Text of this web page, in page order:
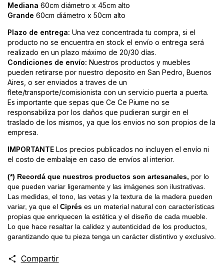
Mediana 60cm diámetro x 45cm alto
Grande 60cm diámetro x 50cm alto
Plazo de entrega: Una vez concentrada tu compra, si el
producto no se encuentra en stock el envío o entrega será
realizado en un plazo máximo de 20/30 días.
Condiciones de envío: Nuestros productos y muebles
pueden retirarse por nuestro deposito en San Pedro, Buenos
Aires, o ser enviados a traves de un
flete/transporte/comisionista con un servicio puerta a puerta.
Es importante que sepas que Ce Ce Piume no se
responsabiliza por los daños que pudieran surgir en el
traslado de los mismos, ya que los envios no son propios de la
empresa.
IMPORTANTE Los precios publicados no incluyen el envío ni
el costo de embalaje en caso de envíos al interior.
(*) Recordá que nuestros productos son artesanales, por lo
que pueden variar ligeramente y las imágenes son ilustrativas.
Las medidas, el tono, las vetas y la textura de la madera pueden
variar, ya que el Ciprés es un material natural con características
propias que enriquecen la estética y el diseño de cada mueble.
Lo que hace resaltar la calidez y autenticidad de los productos,
garantizando que tu pieza tenga un carácter distintivo y exclusivo.
Compartir